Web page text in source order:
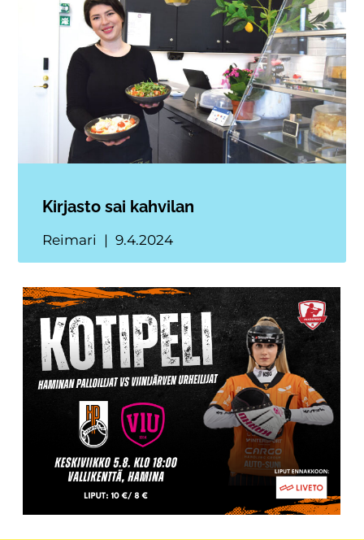
Kirjasto sai kahvilan
Reimari 9.4.2024